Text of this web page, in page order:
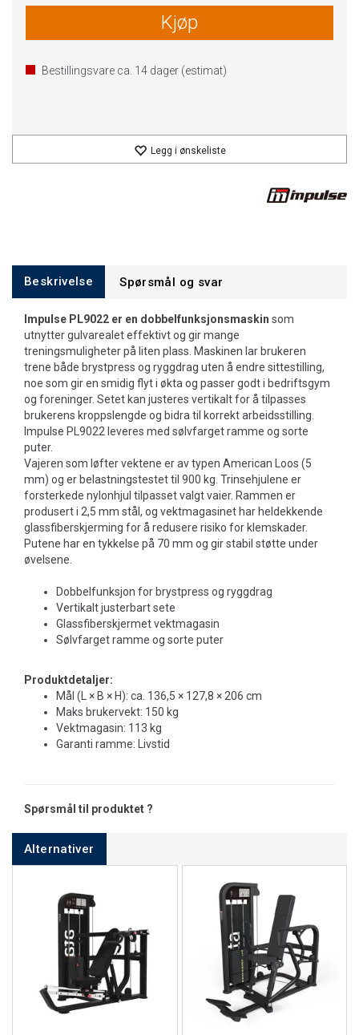
Kjøp
Bestillingsvare ca. 14 dager (estimat)
Legg i ønskeliste
Beskrivelse Spørsmål og svar
Impulse PL9022 er en dobbelfunksjonsmaskin som
utnytter gulvarealet effektivt og gir mange
treningsmuligheter på liten plass. Maskinen lar brukeren
trene både brystpress og ryggdrag uten å endre sittestilling,
noe som gir en smidig flyt i økta og passer godt i bedriftsgym
og foreninger. Setet kan justeres vertikalt for å tilpasses
brukerens kroppslengde og bidra til korrekt arbeidsstilling.
Impulse PL9022 leveres med sølvfarget ramme og sorte
puter.
Vajeren som løfter vektene er av typen American Loos (5
mm) og er belastningstestet til 900 kg. Trinsehjulene er
forsterkede nylonhjul tilpasset valgt vaier. Rammen er
produsert i 2,5 mm stål, og vektmagasinet har heldekkende
glassfiberskjerming for å redusere risiko for klemskader.
Putene har en tykkelse på 70 mm og gir stabil støtte under
øvelsene.
Dobbelfunksjon for brystpress og ryggdrag
Vertikalt justerbart sete
Glassfiberskjermet vektmagasin
Sølvfarget ramme og sorte puter
Produktdetaljer:
Mål (L × B × H): ca. 136,5 × 127,8 × 206 cm
Maks brukervekt: 150 kg
Vektmagasin: 113 kg
Garanti ramme: Livstid
Spørsmål til produktet ?
Alternativer